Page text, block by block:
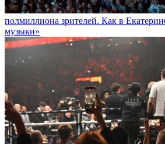
полмиллиона зрителей. Как в
музыки»